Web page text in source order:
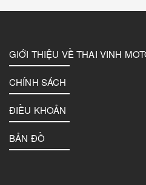
GIỚI THIỆU VỀ THAI VINH
CHÍNH SÁCH
ĐIỀU KHOẢN
BẢN ĐỒ